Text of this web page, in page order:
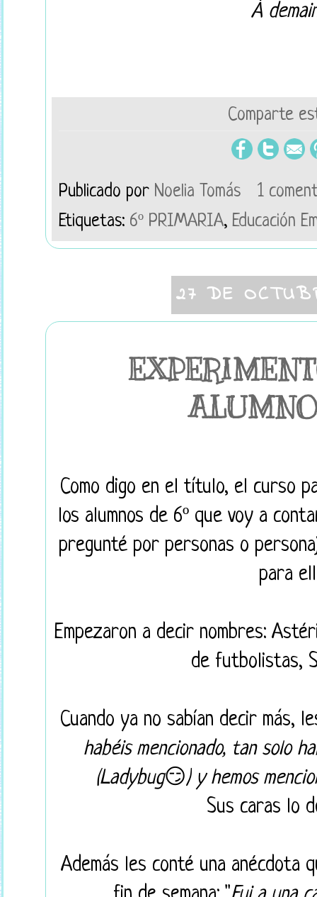
À
Comparte
Publicado por Noelia Tomás
1
Etiquetas: 6º PRIMARIA, Educación
27 DE
Como digo en el título, el curso
los alumnos de 6º que voy a
pregunté por personas o
para
Empezaron a decir nombres:
de futbolistas,
Cuando ya no sabían decir más,
habéis mencionado, tan solo
(Ladybug😏) y hemos
Sus caras lo
Además les conté una anécdota